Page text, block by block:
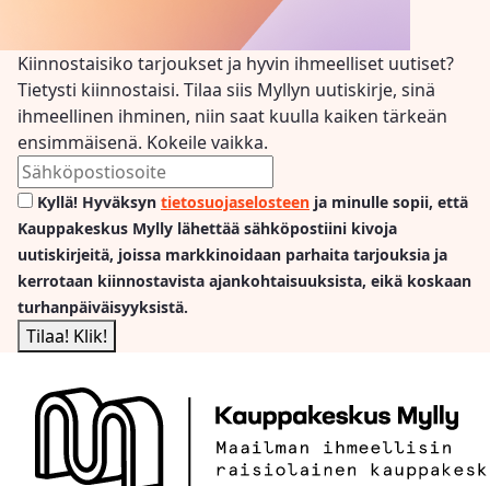
Kiinnostaisiko tarjoukset ja hyvin ihmeelliset uutiset?
Tietysti kiinnostaisi. Tilaa siis Myllyn uutiskirje, sinä
ihmeellinen ihminen, niin saat kuulla kaiken tärkeän
ensimmäisenä. Kokeile vaikka.
Kyllä! Hyväksyn tietosuojaselosteen ja minulle sopii, että
Kauppakeskus Mylly lähettää sähköpostiini kivoja
uutiskirjeitä, joissa markkinoidaan parhaita tarjouksia ja
kerrotaan kiinnostavista ajankohtaisuuksista, eikä koskaan
turhanpäiväisyyksistä.